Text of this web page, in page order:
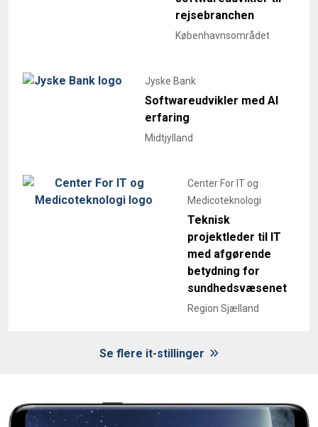
rejsebranchen
Københavnsområdet
Jyske Bank
Softwareudvikler med AI
erfaring
Midtjylland
Center For IT og
Medicoteknologi
Teknisk
projektleder til IT
med afgørende
betydning for
sundhedsvæsenet
Region Sjælland
Se flere it-stillinger